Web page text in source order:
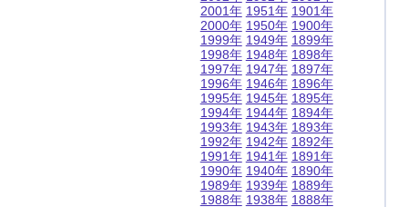
2001年
2000年
1999年
1998年
1997年
1996年
1995年
1994年
1993年
1992年
1991年
1990年
1989年
1988年
1951年
1950年
1949年
1948年
1947年
1946年
1945年
1944年
1943年
1942年
1941年
1940年
1939年
1938年
1901年
1900年
1899年
1898年
1897年
1896年
1895年
1894年
1893年
1892年
1891年
1890年
1889年
1888年